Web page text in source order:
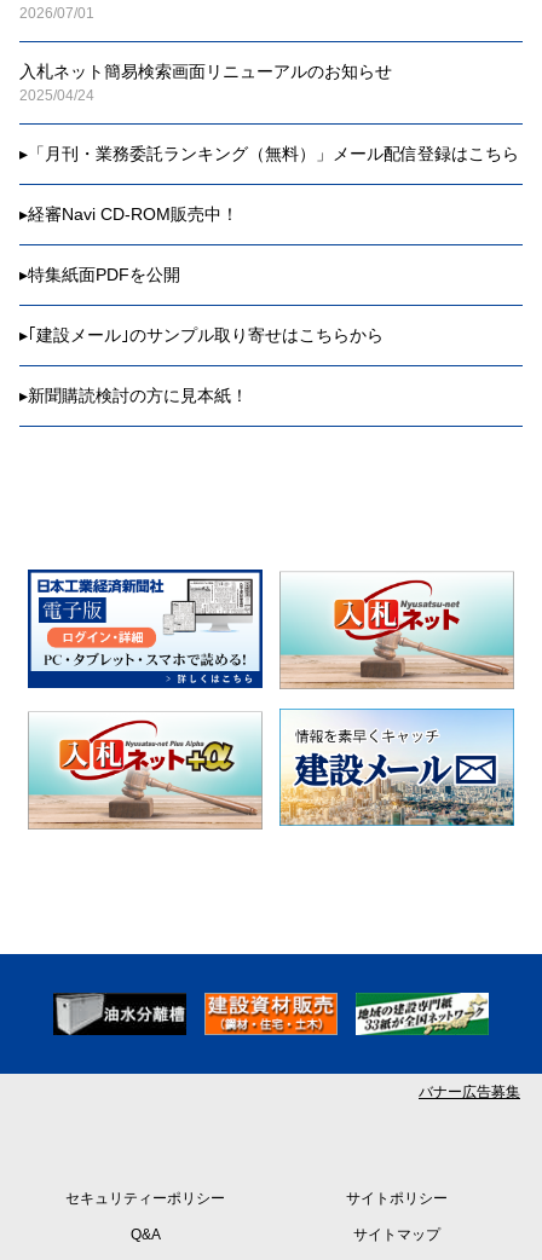
2026/07/01
入札ネット簡易検索画面リニューアルのお知らせ
2025/04/24
▸ 「月刊・業務委託ランキング（無料）」メール配信登録はこちら
▸経審Navi CD-ROM販売中！
▸特集紙面PDFを公開
▸ ｢建設メール｣のサンプル取り寄せはこちらから
▸新聞購読検討の方に見本紙！
バナー広告募集
セキュリティーポリシー サイトポリシー
Q&A サイトマップ